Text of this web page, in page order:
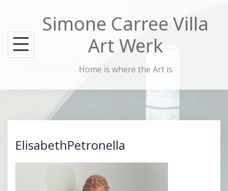
content
Simone Carree Villa
Art Werk
Home is where the Art is
ElisabethPetronella